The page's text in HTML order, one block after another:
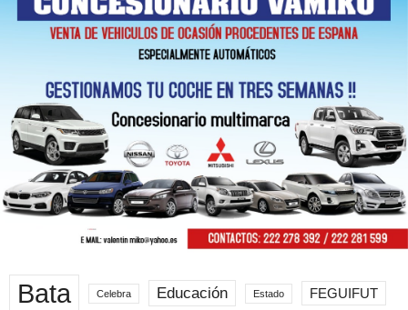
Bata Celebra Educación Estado FEGUIFUT